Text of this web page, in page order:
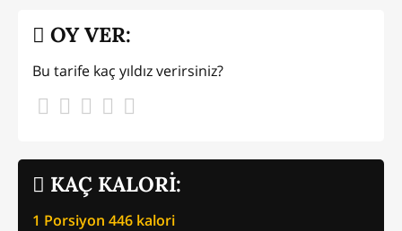
KAÇ KALORİ:
1 Porsiyon 446 kalori
OY VER:
Bu tarife kaç yıldız verirsiniz?